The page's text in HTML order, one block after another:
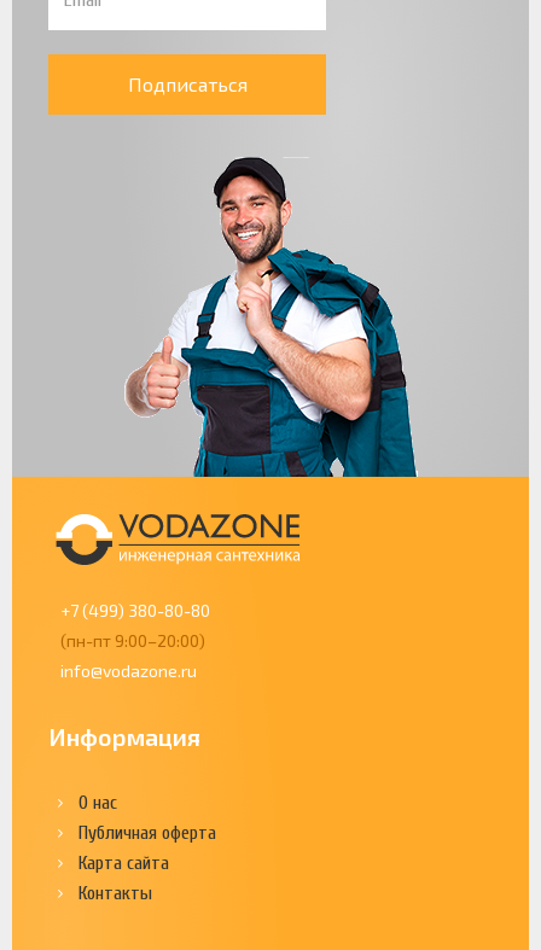
Подписаться
+7 (499) 380-80-80
(пн-пт 9:00–20:00)
info@vodazone.ru
Информация
О нас
Публичная оферта
Карта сайта
Контакты